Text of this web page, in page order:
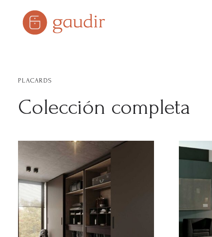
content
PLACARDS
Colección completa